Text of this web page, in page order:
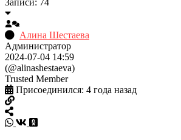
Алина Шестаева
Администратор
2024-07-04 14:59
(@alinashestaeva)
Trusted Member
Присоединился: 4 года назад